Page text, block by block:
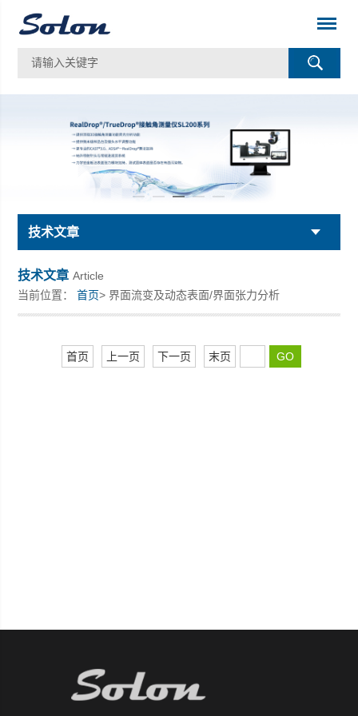
技术文章
技术文章 Article
当前位置：首页> 界面流变及动态表面/界面张力分析
首页 上一页 下一页 末页